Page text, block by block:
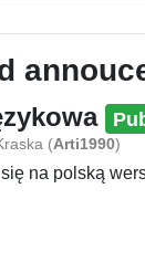
(Arti1990)
na polską